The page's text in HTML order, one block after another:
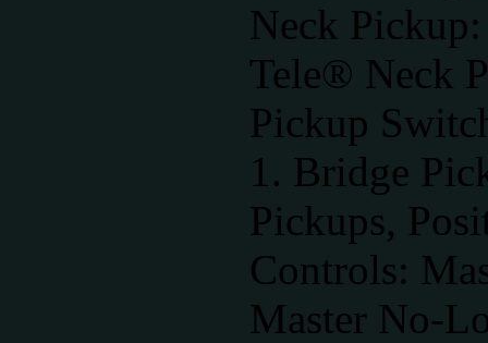
Neck
Tele® Neck
Pickup
1. Bridge
Pickups,
Controls:
Master No-